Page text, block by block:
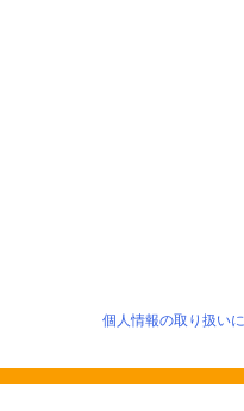
個人情報の取り扱い